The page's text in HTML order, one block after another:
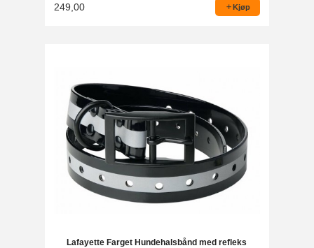
249,00 Kjøp
Lafayette Farget Hundehalsbånd med refleks